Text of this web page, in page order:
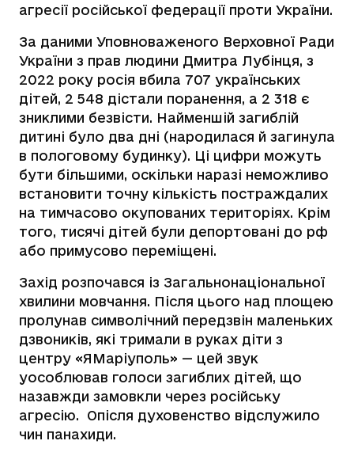
агресії російської федерації проти України.
За даними Уповноваженого Верховної Ради
України з прав людини Дмитра Лубінця, з
2022 року росія вбила 707 українських
дітей, 2 548 дістали поранення, а 2 318 є
зниклими безвісти. Найменшій загиблій
дитині було два дні (народилася й загинула
в пологовому будинку). Ці цифри можуть
бути більшими, оскільки наразі неможливо
встановити точну кількість постраждалих
на тимчасово окупованих територіях. Крім
того, тисячі дітей були депортовані до рф
або примусово переміщені.
Захід розпочався із Загальнонаціональної
хвилини мовчання. Після цього над площею
пролунав символічний передзвін маленьких
дзвоників, які тримали в руках діти з
центру «ЯМаріуполь» — цей звук
уособлював голоси загиблих дітей, що
назавжди замовкли через російську
агресію. Опісля духовенство відслужило
чин панахиди.